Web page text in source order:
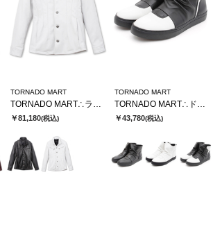
TORNADO MART
￥81,180(税込)
TORNADO MART
￥43,780(税込)